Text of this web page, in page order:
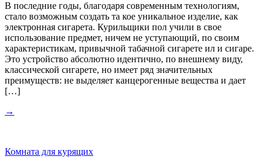
В последние годы, благодаря современным технологиям,
стало возможным создать та кое уникальное изделие, как
электронная сигарета. Курильщики пол учили в свое
использование предмет, ничем не уступающий, по своим
характеристикам, привычной табачной сигарете ил и сигаре.
Это устройство абсолютно идентично, по внешнему виду,
классической сигарете, но имеет ряд значительных
преимуществ: не выделяет канцерогенные вещества и дает
[…]
→
Комната для курящих